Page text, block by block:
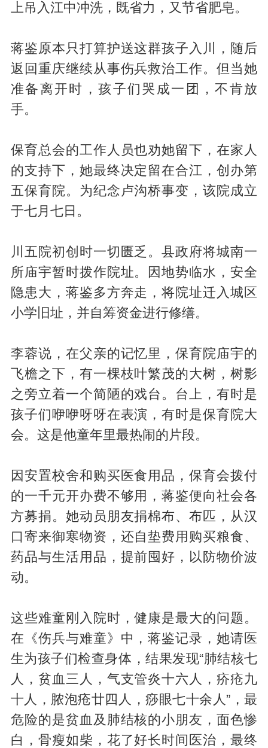
上吊入江中冲洗，既省力，又节省肥皂。
蒋鉴原本只打算护送这群孩子入川，随后
返回重庆继续从事伤兵救治工作。但当她
准备离开时，孩子们哭成一团，不肯放
手。
保育总会的工作人员也劝她留下，在家人
的支持下，她最终决定留在合江，创办第
五保育院。为纪念卢沟桥事变，该院成立
于七月七日。
川五院初创时一切匮乏。县政府将城南一
所庙宇暂时拨作院址。因地势临水，安全
隐患大，蒋鉴多方奔走，将院址迁入城区
小学旧址，并自筹资金进行修缮。
李蓉说，在父亲的记忆里，保育院庙宇的
飞檐之下，有一棵枝叶繁茂的大树，树影
之旁立着一个简陋的戏台。台上，有时是
孩子们咿咿呀呀在表演，有时是保育院大
会。这是他童年里最热闹的片段。
因安置校舍和购买医食用品，保育会拨付
的一千元开办费不够用，蒋鉴便向社会各
方募捐。她动员朋友捐棉布、布匹，从汉
口寄来御寒物资，还自垫费用购买粮食、
药品与生活用品，提前囤好，以防物价波
动。
这些难童刚入院时，健康是最大的问题。
在《伤兵与难童》中，蒋鉴记录，她请医
生为孩子们检查身体，结果发现“肺结核七
人，贫血三人，气支管炎十六人，疥疮九
十人，脓泡疮廿四人，痧眼七十余人”，最
危险的是贫血及肺结核的小朋友，面色惨
白，骨瘦如柴，花了好长时间医治，最终